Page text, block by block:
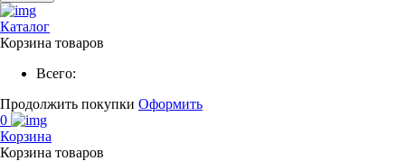
Каталог
Корзина товаров
Всего:
Продолжить покупки Оформить
0
Корзина
Корзина товаров